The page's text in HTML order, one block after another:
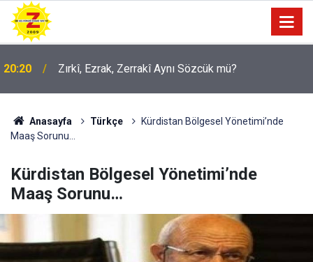
09:56 Ji Zilma Partîzanan Nimûneyeka Piçûk
Anasayfa Türkçe
Kürdistan Bölgesel Yönetimi’nde
Maaş Sorunu…
Kürdistan Bölgesel Yönetimi’nde
Maaş Sorunu…